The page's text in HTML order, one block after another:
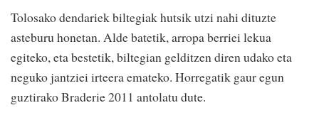
Tolosako dendariek biltegiak hutsik utzi nahi dituzte
asteburu honetan. Alde batetik, arropa berriei lekua
egiteko, eta bestetik, biltegian gelditzen diren udako eta
neguko jantziei irteera emateko. Horregatik gaur egun
guztirako Braderie 2011 antolatu dute.